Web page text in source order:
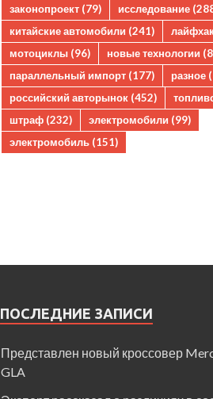
законопроект (79) исследование
китайские автомобили (241)
мотоциклы (96) новые технологии
параллельный импорт (177) разное
российский авторынок (452)
штраф (232) электромобили (99)
электромобиль (151)
ПОСЛЕДНИЕ ЗАПИСИ
Представлен новый кроссовер
GLA